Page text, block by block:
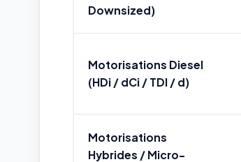
Downsized)
Motorisations Diesel
(HDi / dCi / TDI / d)
Motorisations
Hybrides / Micro-